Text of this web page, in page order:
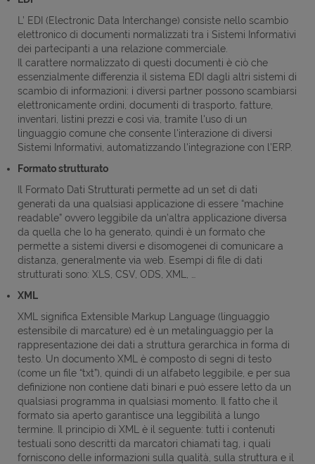
L’ EDI (Electronic Data Interchange) consiste nello scambio
elettronico di documenti normalizzati tra i Sistemi Informativi
dei partecipanti a una relazione commerciale.
Il carattere normalizzato di questi documenti è ciò che
essenzialmente differenzia il sistema EDI dagli altri sistemi di
scambio di informazioni: i diversi partner possono scambiarsi
elettronicamente ordini, documenti di trasporto, fatture,
inventari, listini prezzi e così via, tramite l'uso di un
linguaggio comune che consente l'interazione di diversi
Sistemi Informativi, automatizzando l'integrazione con l’ERP.
Formato strutturato
Il Formato Dati Strutturati permette ad un set di dati
generati da una qualsiasi applicazione di essere “machine
readable” ovvero leggibile da un’altra applicazione diversa
da quella che lo ha generato, quindi è un formato che
permette a sistemi diversi e disomogenei di comunicare a
distanza, generalmente via web. Esempi di file di dati
strutturati sono: XLS, CSV, ODS, XML, …
XML
XML significa Extensible Markup Language (linguaggio
estensibile di marcature) ed è un metalinguaggio per la
rappresentazione dei dati a struttura gerarchica in forma di
testo. Un documento XML è composto di segni di testo
(come un file “txt”), quindi di un alfabeto leggibile, e per sua
definizione non contiene dati binari e può essere letto da un
qualsiasi programma in qualsiasi momento. Il fatto che il
formato sia aperto garantisce una leggibilità a lungo
termine. Il principio di XML è il seguente: tutti i contenuti
testuali sono descritti da marcatori chiamati tag, i quali
forniscono delle informazioni sulla qualità, sulla struttura e il